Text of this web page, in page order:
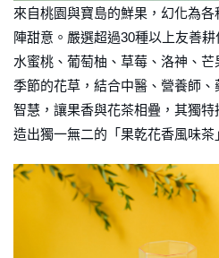
來自桃園與寶島的鮮果，幻化為
陣甜意。嚴選超過30種以上友善
水蜜桃、葡萄柚、草莓、洛神、
季節的花草，結合中醫、營養師
智慧，讓果香與花茶相疊，其獨特
造出獨一無二的「果乾花香風味茶